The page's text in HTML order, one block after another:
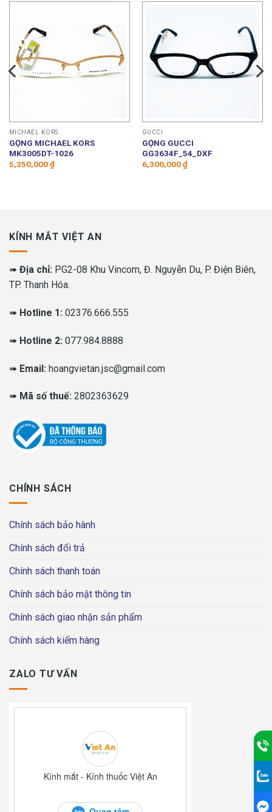
MICHAEL KORS
GỌNG MICHAEL KORS
MK3005DT-1026
5,350,000₫
GUCCI
GỌNG GUCCI
GG3634F_54_DXF
6,300,000₫
KÍNH MẮT VIỆT AN
➠ Địa chỉ: PG2-08 Khu Vincom, Đ. Nguyễn Du, P. Điện Biên,
TP. Thanh Hóa.
➠ Hotline 1: 02376.666.555
➠ Hotline 2: 077.984.8888
➠ Email: hoangvietan.jsc@gmail.com
➠ Mã số thuế: 2802363629
CHÍNH SÁCH
Chính sách bảo hành
Chính sách đổi trả
Chính sách thanh toán
Chính sách bảo mật thông tin
Chính sách giao nhận sản phẩm
Chính sách kiểm hàng
ZALO TƯ VẤN